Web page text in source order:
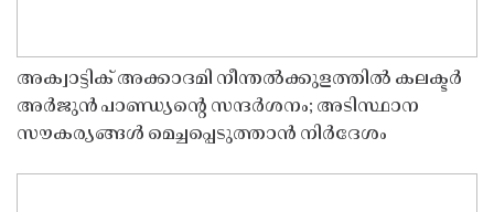
അക്വാട്ടിക് അക്കാദമി നീന്തൽക്കുളത്തിൽ കലക്ടർ
അർജുൻ പാണ്ഡ്യൻ്റെ സന്ദർശനം; അടിസ്ഥാന
സൗകര്യങ്ങൾ മെച്ചപ്പെടുത്താൻ നിർദേശം